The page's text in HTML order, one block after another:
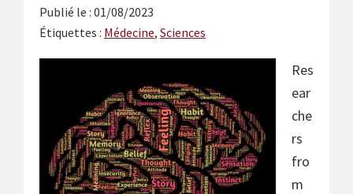
Publié le : 01/08/2023
Étiquettes : Médecine, Sciences
Res
ear
che
rs
fro
m